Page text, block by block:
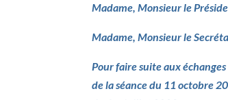
Madame, Monsieur le
Madame, Monsieur le
Pour faire suite aux
de la séance du 11 octobre